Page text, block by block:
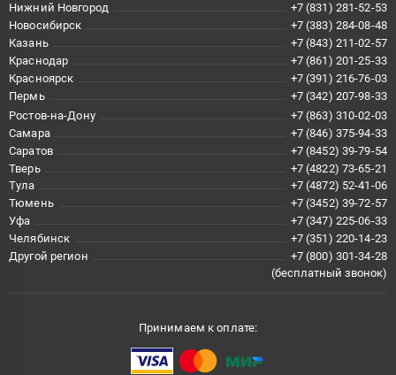
Нижний Новгород
+7 (831) 281-52-53
Новосибирск
+7 (383) 284-08-48
Казань
+7 (843) 211-02-57
Краснодар
+7 (861) 201-25-33
Красноярск
+7 (391) 216-76-03
Пермь
+7 (342) 207-98-33
Ростов-на-Дону
+7 (863) 310-02-03
Самара
+7 (846) 375-94-33
Саратов
+7 (8452) 39-79-54
Тверь
+7 (4822) 73-65-21
Тула
+7 (4872) 52-41-06
Тюмень
+7 (3452) 39-72-57
Уфа
+7 (347) 225-06-33
Челябинск
+7 (351) 220-14-23
Другой регион
+7 (800) 301-34-28
(бесплатный звонок)
Принимаем к оплате: